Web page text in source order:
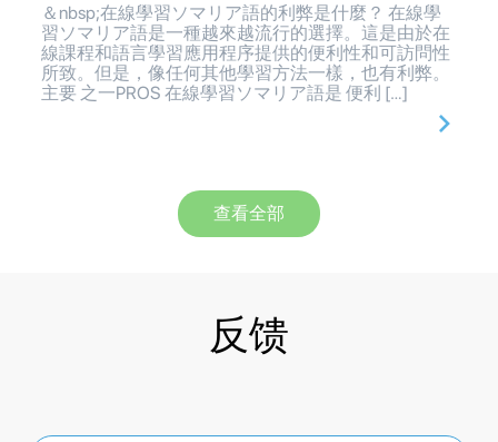
＆nbsp;在線學習ソマリア語的利弊是什麼？ 在線學
習ソマリア語是一種越來越流行的選擇。這是由於在
線課程和語言學習應用程序提供的便利性和可訪問性
所致。但是，像任何其他學習方法一樣，也有利弊。
主要 之一PROS 在線學習ソマリア語是 便利 […]
查看全部
反馈